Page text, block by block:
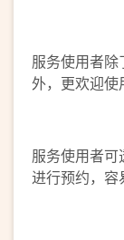
服务使用者
外，更欢迎使
服务使用者
进行预约，容